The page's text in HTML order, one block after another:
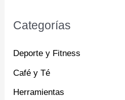
Categorías
Deporte y Fitness
Café y Té
Herramientas